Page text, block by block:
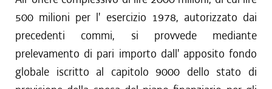
500 milioni per l' esercizio 1978, autorizzato dai
precedenti commi, si provvede mediante
prelevamento di pari importo dall' apposito fondo
globale iscritto al capitolo 9000 dello stato di